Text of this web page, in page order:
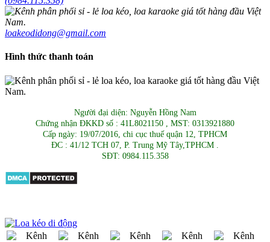
loakeodidong@gmail.com
Hình thức thanh toán
Người đại diện: Nguyễn Hồng Nam
Chứng nhận ĐKKD số : 41L8021150 , MST: 0313921880
Cấp ngày: 19/07/2016, chi cục thuế quận 12, TPHCM
ĐC : 41/12 TCH 07, P. Trung Mỹ Tây,TPHCM .
SĐT: 0984.115.358